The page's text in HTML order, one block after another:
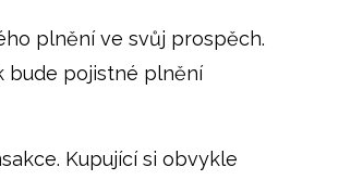
plnění ve svůj prospěch.
bude pojistné plnění
Kupující si obvykle